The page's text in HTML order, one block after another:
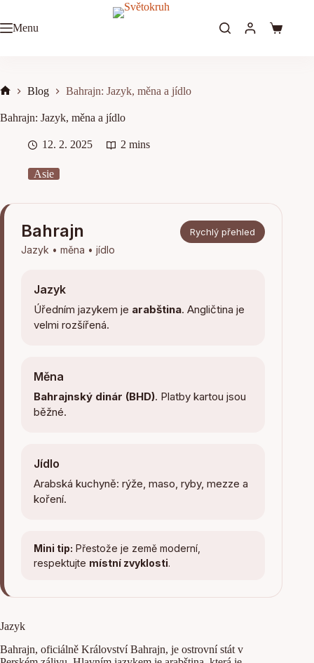
content
Menu
Shopping
Blog Bahrajn: Jazyk, měna a jídlo
Bahrajn: Jazyk, měna a jídlo
12. 2. 2025 2 mins
Asie
Bahrajn
Jazyk • měna • jídlo
Rychlý přehled
Jazyk
Úředním jazykem je arabština. Angličtina je
velmi rozšířená.
Měna
Bahrajnský dinár (BHD). Platby kartou jsou
běžné.
Jídlo
Arabská kuchyně: rýže, maso, ryby, mezze a
koření.
Mini tip: Přestože je země moderní,
respektujte místní zvyklosti.
Jazyk
Bahrajn, oficiálně Království Bahrajn, je ostrovní stát v